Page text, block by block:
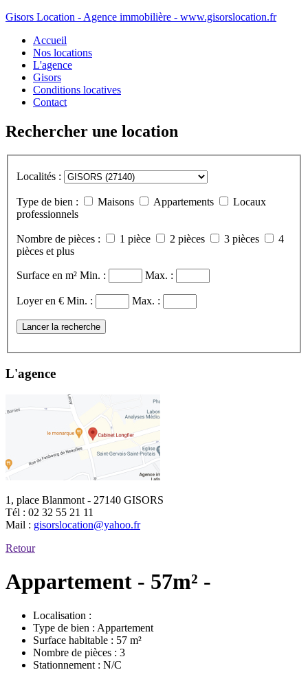
Gisors Location - Agence immobilière - www.gisorslocation.fr
Accueil
Nos locations
L'agence
Gisors
Conditions locatives
Contact
Rechercher une location
Localités :
Type de bien : Maisons Appartements
Locaux
professionnels
Nombre de pièces : 1 pièce 2 pièces 3 pièces
4
pièces et plus
Surface en m² Min. : Max. :
Loyer en € Min. : Max. :
Lancer la recherche
L'agence
1, place Blanmont - 27140 GISORS
Tél : 02 32 55 21 11
Mail : gisorslocation@yahoo.fr
Retour
Appartement - 57m² -
Localisation :
Type de bien : Appartement
Surface habitable : 57 m²
Nombre de pièces : 3
Stationnement : N/C